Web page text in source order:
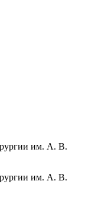
им. А. В.
им. А. В.